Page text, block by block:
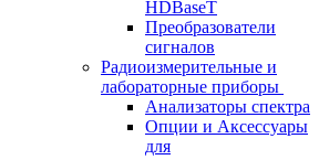
HDBaseT
Преобразователи
сигналов
Радиоизмерительные и
лабораторные приборы
Анализаторы спектра
Опции и Аксессуары
для